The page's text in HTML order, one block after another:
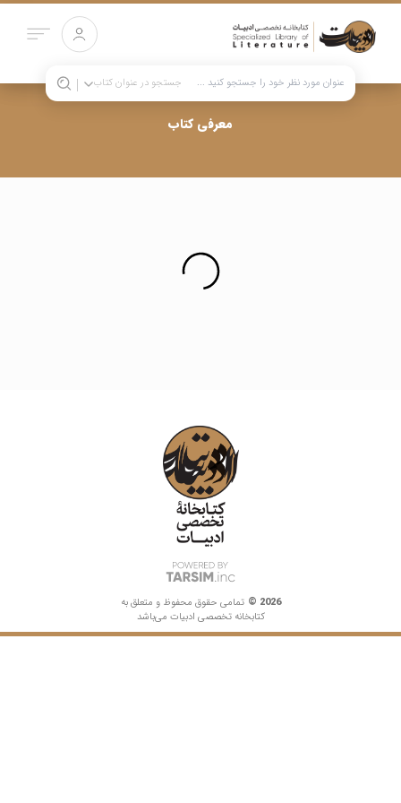
معرفی کتاب
جستجو در عنوان کتاب
2026
© تمامی حقوق محفوظ و متعلق به
کتابخانه تخصصی ادبیات می‌باشد